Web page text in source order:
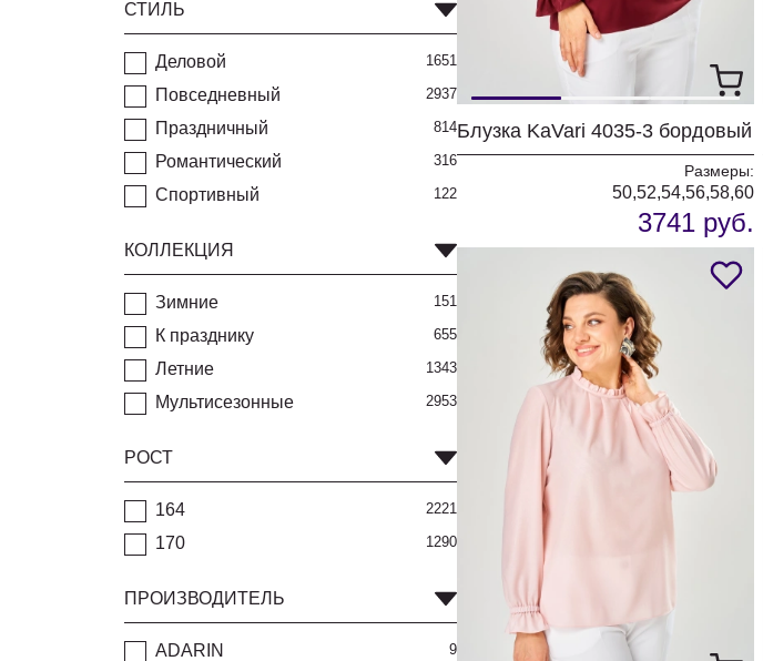
СТИЛЬ
Деловой 1651
Повседневный 2937
Праздничный 814
Романтический 316
Спортивный 122
КОЛЛЕКЦИЯ
Зимние 151
К празднику 655
Летние 1343
Мультисезонные 2953
РОСТ
164 2221
170 1290
ПРОИЗВОДИТЕЛЬ
ADARIN 9
Блузка KaVari 4035-3 бордовый
Размеры:
50,52,54,56,58,60
3741 руб.